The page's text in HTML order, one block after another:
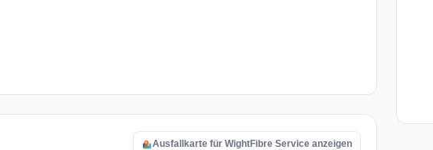
Ausfallkarte für WightFibre Service anzeigen